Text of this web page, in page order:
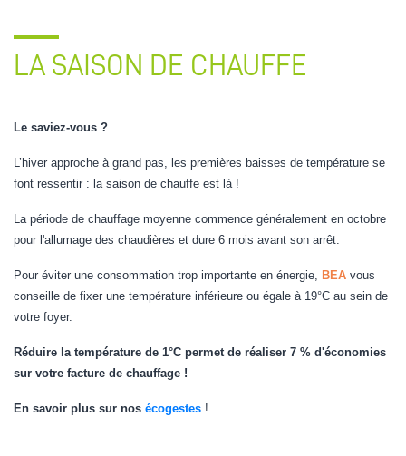
LA SAISON DE CHAUFFE
Le saviez-vous ?
L’hiver approche à grand pas, les premières baisses de température se
font ressentir : la saison de chauffe est là !
La période de chauffage moyenne commence généralement en octobre
pour l'allumage des chaudières et dure 6 mois avant son arrêt.
Pour éviter une consommation trop importante en énergie, BEA vous
conseille de fixer une température inférieure ou égale à 19°C au sein de
votre foyer.
Réduire la température de 1°C permet de réaliser 7 % d'économies
sur votre facture de chauffage !
En savoir plus sur nos écogestes !